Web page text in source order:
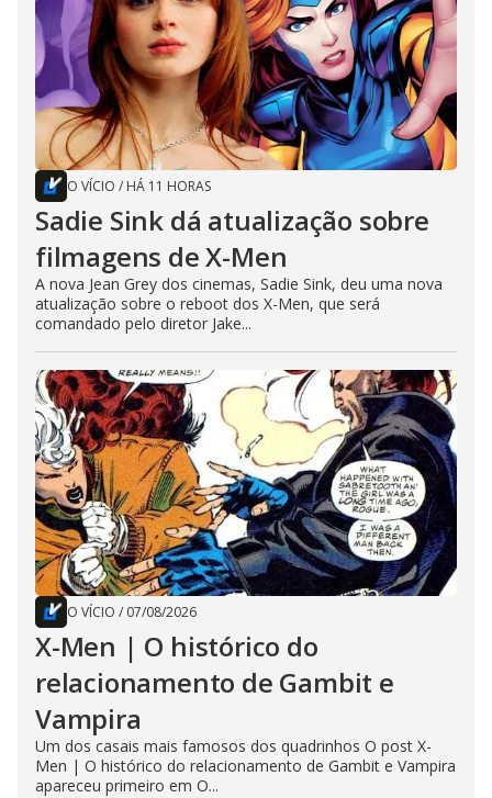
O VÍCIO / HÁ 11 HORAS
Sadie Sink dá atualização sobre
filmagens de X-Men
A nova Jean Grey dos cinemas, Sadie Sink, deu uma nova
atualização sobre o reboot dos X-Men, que será
comandado pelo diretor Jake...
O VÍCIO / 07/08/2026
X-Men | O histórico do
relacionamento de Gambit e
Vampira
Um dos casais mais famosos dos quadrinhos O post X-
Men | O histórico do relacionamento de Gambit e Vampira
apareceu primeiro em O...